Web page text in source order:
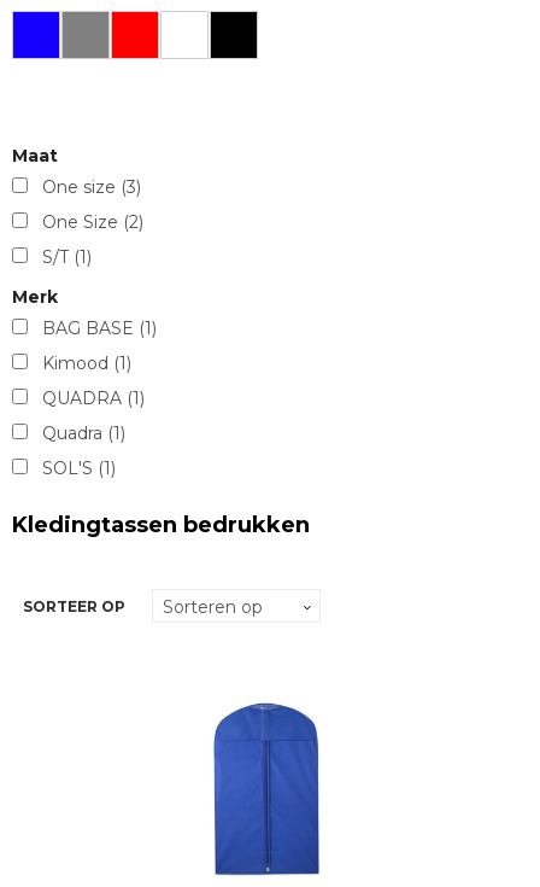
Maat
One size (3)
One Size (2)
S/T (1)
Merk
BAG BASE (1)
Kimood (1)
QUADRA (1)
Quadra (1)
SOL'S (1)
Kledingtassen bedrukken
SORTEER OP